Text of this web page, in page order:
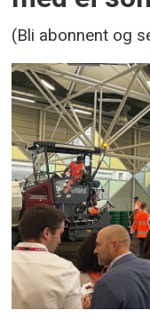
(Bli abonnent og